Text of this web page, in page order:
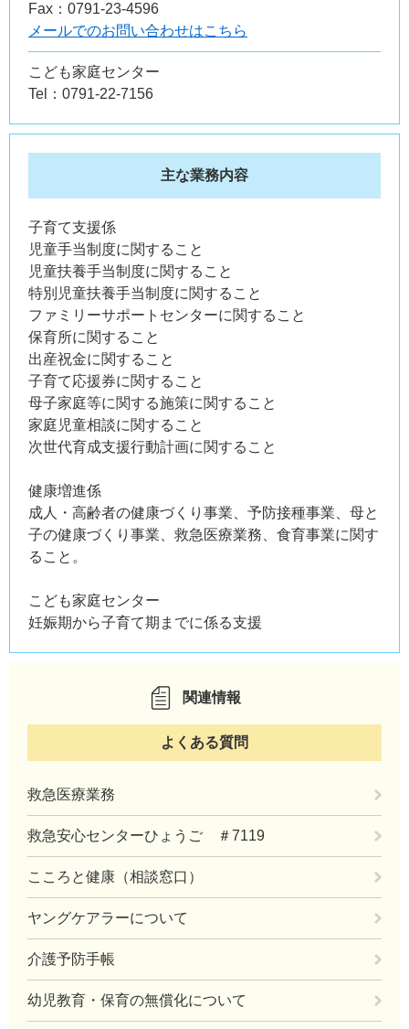
Fax：0791-23-4596
メールでのお問い合わせはこちら
こども家庭センター
Tel：0791-22-7156
主な業務内容
子育て支援係
児童手当制度に関すること
児童扶養手当制度に関すること
特別児童扶養手当制度に関すること
ファミリーサポートセンターに関すること
保育所に関すること
出産祝金に関すること
子育て応援券に関すること
母子家庭等に関する施策に関すること
家庭児童相談に関すること
次世代育成支援行動計画に関すること
健康増進係
成人・高齢者の健康づくり事業、予防接種事業、母と
子の健康づくり事業、救急医療業務、食育事業に関す
ること。
こども家庭センター
妊娠期から子育て期までに係る支援
関連情報
よくある質問
救急医療業務
救急安心センターひょうご ＃7119
こころと健康（相談窓口）
ヤングケアラーについて
介護予防手帳
幼児教育・保育の無償化について